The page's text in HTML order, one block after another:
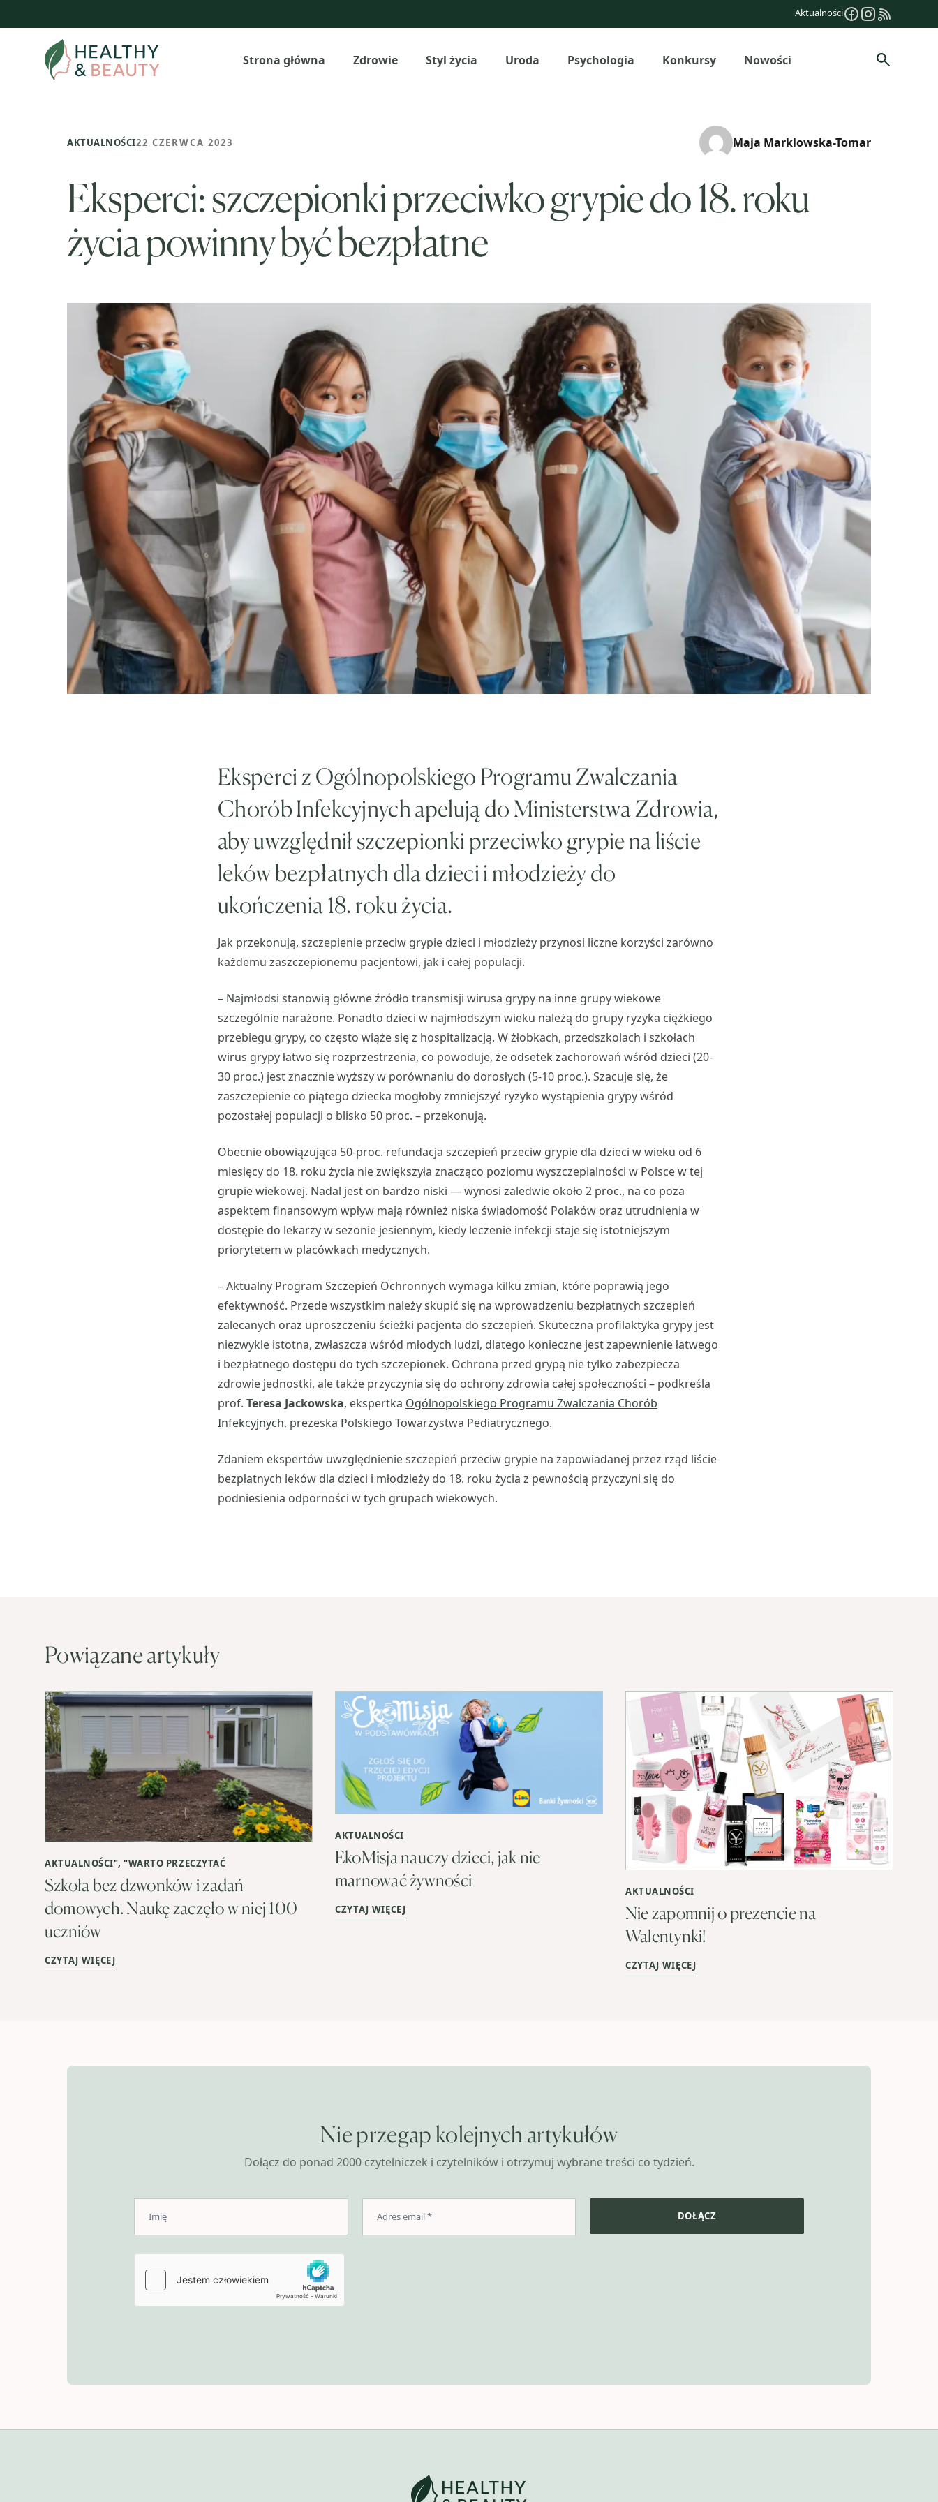
do
Aktualności
Strona główna Zdrowie Styl życia Uroda Psychologia Konkursy Nowości Szukaj
AKTUALNOŚCI22 CZERWCA 2023 Maja Marklowska-Tomar
Eksperci: szczepionki przeciwko grypie do 18. roku
życia powinny być bezpłatne
Eksperci z Ogólnopolskiego Programu Zwalczania
Chorób Infekcyjnych apelują do Ministerstwa Zdrowia,
aby uwzględnił szczepionki przeciwko grypie na liście
leków bezpłatnych dla dzieci i młodzieży do
ukończenia 18. roku życia.
Jak przekonują, szczepienie przeciw grypie dzieci i młodzieży przynosi liczne korzyści zarówno
każdemu zaszczepionemu pacjentowi, jak i całej populacji.
– Najmłodsi stanowią główne źródło transmisji wirusa grypy na inne grupy wiekowe
szczególnie narażone. Ponadto dzieci w najmłodszym wieku należą do grupy ryzyka ciężkiego
przebiegu grypy, co często wiąże się z hospitalizacją. W żłobkach, przedszkolach i szkołach
wirus grypy łatwo się rozprzestrzenia, co powoduje, że odsetek zachorowań wśród dzieci (20-
30 proc.) jest znacznie wyższy w porównaniu do dorosłych (5-10 proc.). Szacuje się, że
zaszczepienie co piątego dziecka mogłoby zmniejszyć ryzyko wystąpienia grypy wśród
pozostałej populacji o blisko 50 proc. – przekonują.
Obecnie obowiązująca 50-proc. refundacja szczepień przeciw grypie dla dzieci w wieku od 6
miesięcy do 18. roku życia nie zwiększyła znacząco poziomu wyszczepialności w Polsce w tej
grupie wiekowej. Nadal jest on bardzo niski — wynosi zaledwie około 2 proc., na co poza
aspektem finansowym wpływ mają również niska świadomość Polaków oraz utrudnienia w
dostępie do lekarzy w sezonie jesiennym, kiedy leczenie infekcji staje się istotniejszym
priorytetem w placówkach medycznych.
– Aktualny Program Szczepień Ochronnych wymaga kilku zmian, które poprawią jego
efektywność. Przede wszystkim należy skupić się na wprowadzeniu bezpłatnych szczepień
zalecanych oraz uproszczeniu ścieżki pacjenta do szczepień. Skuteczna profilaktyka grypy jest
niezwykle istotna, zwłaszcza wśród młodych ludzi, dlatego konieczne jest zapewnienie łatwego
i bezpłatnego dostępu do tych szczepionek. Ochrona przed grypą nie tylko zabezpiecza
zdrowie jednostki, ale także przyczynia się do ochrony zdrowia całej społeczności – podkreśla
prof. Teresa Jackowska, ekspertka Ogólnopolskiego Programu Zwalczania Chorób
Infekcyjnych, prezeska Polskiego Towarzystwa Pediatrycznego.
Zdaniem ekspertów uwzględnienie szczepień przeciw grypie na zapowiadanej przez rząd liście
bezpłatnych leków dla dzieci i młodzieży do 18. roku życia z pewnością przyczyni się do
podniesienia odporności w tych grupach wiekowych.
Powiązane artykuły
AKTUALNOŚCI", "WARTO PRZECZYTAĆ
Szkoła bez dzwonków i zadań
domowych. Naukę zaczęło w niej 100
uczniów
CZYTAJ WIĘCEJ
AKTUALNOŚCI
EkoMisja nauczy dzieci, jak nie
marnować żywności
CZYTAJ WIĘCEJ
AKTUALNOŚCI
Nie zapomnij o prezencie na
Walentynki!
CZYTAJ WIĘCEJ
Nie przegap kolejnych artykułów
Dołącz do ponad 2000 czytelniczek i czytelników i otrzymuj wybrane treści co tydzień.